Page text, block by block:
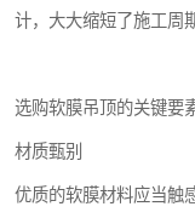
计，大大缩短了施工周
选购软膜吊顶的关键要
材质甄别
优质的软膜材料应当触